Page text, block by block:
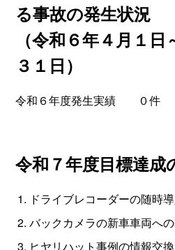
る事故の発生状況
（令和６年４月１
３１日）
令和６年度発生実績 ０件
令和７年度目標達成
ドライブレコーダーの随時
バックカメラの新車車両へ
ヒヤリハット事例の情報交換